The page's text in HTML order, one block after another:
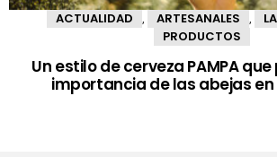
ACTUALIDAD ARTESANALES
PRODUCTOS
Un estilo de cerveza PAMPA
importancia de las abejas en